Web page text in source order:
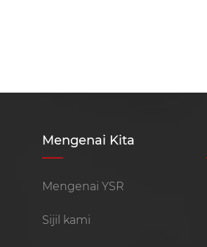
Mengenai Kita
Mengenai YSR
Sijil kami